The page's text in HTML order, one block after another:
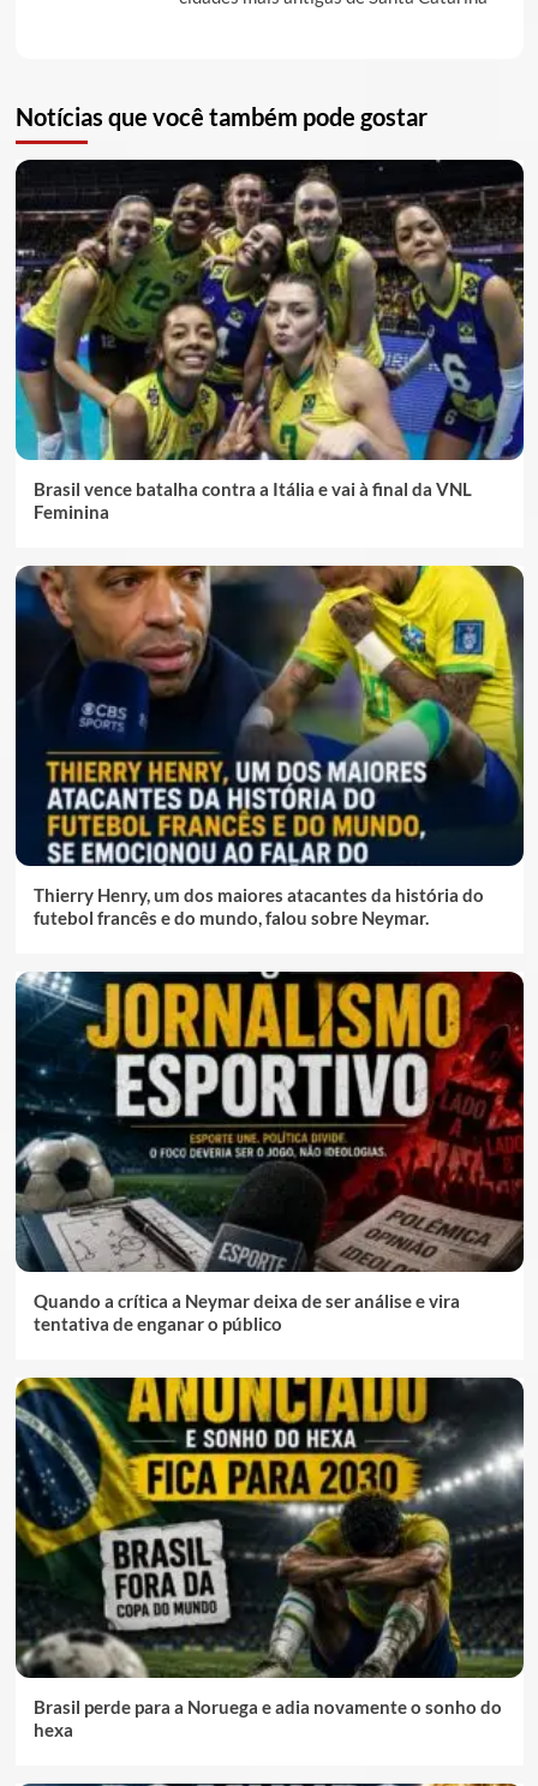
Notícias que você também pode gostar
Brasil vence batalha contra a Itália e vai à final da VNL
Feminina
Thierry Henry, um dos maiores atacantes da história do
futebol francês e do mundo, falou sobre Neymar.
Quando a crítica a Neymar deixa de ser análise e vira
tentativa de enganar o público
Brasil perde para a Noruega e adia novamente o sonho do
hexa